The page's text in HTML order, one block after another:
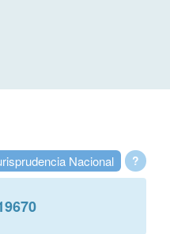
?
Nacional